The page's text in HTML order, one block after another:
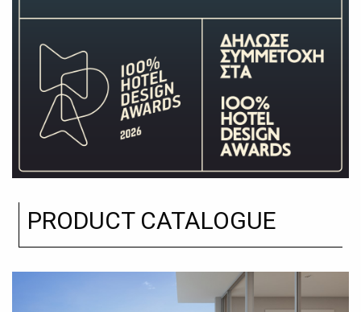
PRODUCT CATALOGUE